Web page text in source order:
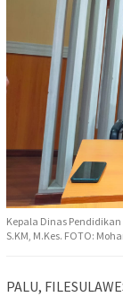
Kepala Dinas
S.KM, M.Kes. FOTO:
PALU,